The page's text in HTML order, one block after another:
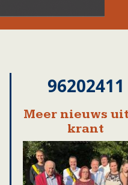
96202411
Meer nieuws
krant